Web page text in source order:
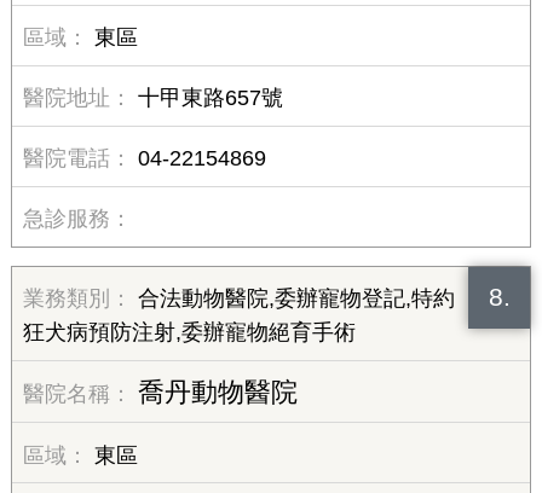
東區
十甲東路657號
04-22154869
8.
合法動物醫院,委辦寵物登記,特約
狂犬病預防注射,委辦寵物絕育手術
喬丹動物醫院
東區